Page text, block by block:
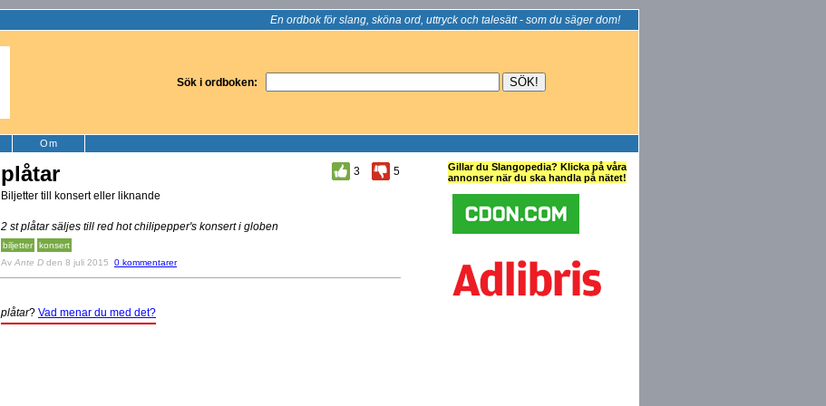
En ordbok för slang, sköna ord, uttryck och talesätt - som du säger dom!
Sök i ordboken:
Om
plåtar 3
5
Biljetter till konsert eller liknande
2 st plåtar säljes till red hot chilipepper's konsert i globen
biljetter
konsert
Av Ante D den 8 juli 2015 0 kommentarer
plåtar? Vad menar du med det?
Gillar du Slangopedia? Klicka på våra
annonser när du ska handla på nätet!